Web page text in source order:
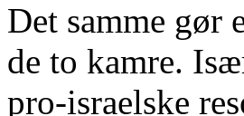
Det samme gør
de to kamre.
pro-israelske